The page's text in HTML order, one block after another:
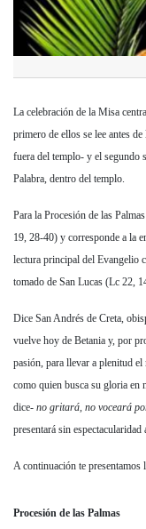
La celebración de la Misa
primero de ellos se lee antes
fuera del templo- y el segundo
Palabra, dentro del templo.
Para la Procesión de las
19, 28-40) y corresponde a la
lectura principal del Evangelio
tomado de San Lucas (Lc 22,
Dice San Andrés de Creta,
vuelve hoy de Betania y, por
pasión, para llevar a plenitud
como quien busca su gloria en
dice- no gritará, no voceará
presentará sin espectacularidad
A continuación te presentamos
Procesión de las Palmas